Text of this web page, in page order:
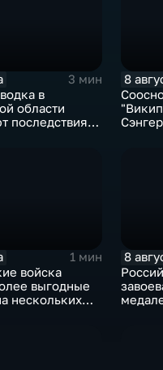
3 мин
в
области
последствия
8
1 мин
войска
выгодные
нескольких
8